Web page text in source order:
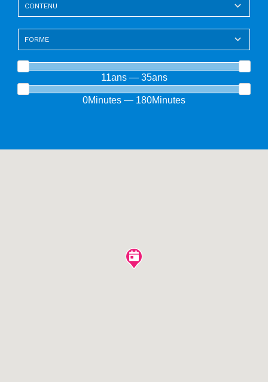
11ans — 35ans
0Minutes — 180Minutes